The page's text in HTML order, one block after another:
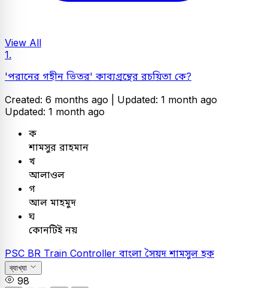
View All
1.
'পরানের গহীন ভিতর' কাব্যগ্রন্থের রচয়িতা কে?
Created: 6 months ago | Updated: 1 month ago
Updated: 1 month ago
ক
শামসুর রাহমান
খ
আলাওল
গ
আল মাহমুদ
ঘ
কোনটিই নয়
PSC BR Train Controller বাংলা সৈয়দ শামসুল হক
ব্যাখ্যা
98